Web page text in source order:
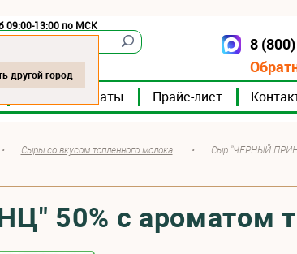
09:00-13:00 по МСК
Мясокомбинаты Прайс-лист
8
другой город
• Сыры со вкусом топленного молока • Сыр "ЧЕРНЫЙ
50% с ароматом